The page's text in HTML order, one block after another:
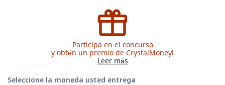
Participa en el concurso
y obtén un premio de CrystalMoney!
Leer más
Seleccione la moneda usted entrega